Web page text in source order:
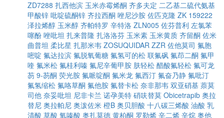
ZD7288 扎西他滨 玉米赤霉烯酮 齐多夫定 二乙基二硫代氨基
甲酸锌 吡啶硫酮锌 齐拉西酮 唑尼沙胺 佐匹克隆 ZK 159222
泽拉烯醇 玉米醇 齐帕特罗 辛特洛 ZLN005 佐芬普利 左氯苯
噻酚 唑吡坦 扎来普隆 扎洛洛芬 玉米素 玉米黄质 齐留酮 佐米
曲普坦 柔比星 扎那米韦 ZOSUQUIDAR ZZR 佐他莫司 氟胞
嘧啶 氟达拉滨 氟脱氧葡糖 氟氢可的松 联氟砜 氟茚二酮 氟甲
喹 氟米松 氟桂利嗪 氟尼辛葡甲胺 肤轻松 醋酸氟轻松 氟可龙
芴 9-芴酮 荧光胺 氟哌啶酮 氟米龙 氟西汀 氟奋乃静 氟吡汀
氟氢缩松 氟咯草酮 氟他胺 氟替卡松 奈非那韦 双亚硝基 萘莫
司他 奈妥吡坦 尼非卡兰 诺孕美特 硝呋替莫 Obicetrapib 奥拉
替尼 奥拉帕尼 奥泼佐米 橙B 奥贝胆酸 十八碳三烯酸 油酸 乳
清酸 草酸 氧嗪酸 奥扎莫德 黄柏酮 罗勒烯 辛二烯 辛烷 奥他